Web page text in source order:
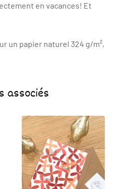
en vacances! Et
un papier naturel 324 g/m²,
associés